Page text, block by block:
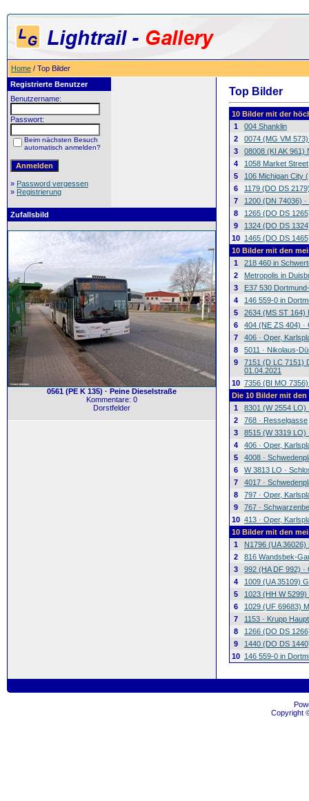
Home / Top Bilder
Registrierte Benutzer
Benutzername:
Passwort:
Beim nächsten Besuch
automatisch anmelden?
» Password vergessen
» Registrierung
Zufallsbild
0561 (PE K 135) · Peine Dieselstraße
Kommentare: 0
Dorstfelder
Top Bilder
10 Bilder mit der
1
004 Shanklin
2
0074 (MG VM
3
08008 (KI AK 961)
4
1058 Market Street
5
106 Michigan City
6
1179 (DO DS
7
1200 (DN 74036)
8
1265 (DO DS
9
1324 (DO DS
10 1465 (DO DS
10 Bilder mit den
1
218 460 in
2
Metropolis in
3
E37 530
4
146 559-0 in
5
2634 (MS ST 164)
6
404 (NE ZS 404)
7
406 · Oper,
8
5011 · Nikolaus-
9
7151 (D LC 7151)
01.04.2021
10 7356 (BI MO
Die 10 Bilder mit
1
8301 (W 2554 LO)
2
768 · Resselgasse
3
8515 (W 3319 LO)
4
406 · Oper,
5
4008 ·
6
W 3813 LO ·
7
4017 ·
8
797 · Oper,
9
767 ·
10 413 · Oper,
10 Bilder mit den
1
N1796 (UA
2
816 Wandsbek-
3
992 (HA DF 992) ·
4
1009 (UA 35109)
5
1023 (HH W
6
1029 (UF 69683)
7
1153 · Krupp
8
1266 (DO DS
9
1440 (DO DS
10 146 559-0 in
Copyright